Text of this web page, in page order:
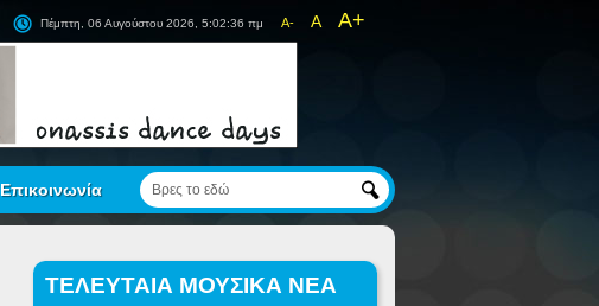
A- A A+
Πέμπτη, 06 Αυγούστου 2026, 5:02:36 πμ
Επικοινωνία
ΤΕΛΕΥΤΑΙΑ ΜΟΥΣΙΚΑ ΝΕΑ